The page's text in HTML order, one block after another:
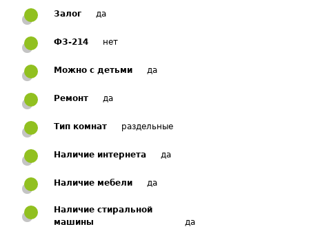
Залог да
ФЗ-214 нет
Можно с детьми да
Ремонт да
Тип комнат раздельные
Наличие интернета да
Наличие мебели да
Наличие стиральной
машины
да